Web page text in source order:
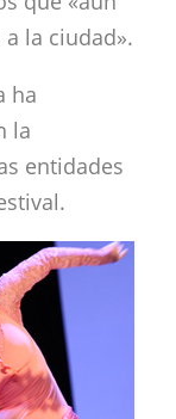
la ciudad».
ha
la
entidades